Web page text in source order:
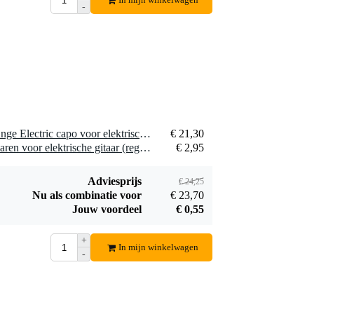
D'Addario
-
1 x Kyser Quick-Change Electric capo voor elektrische gitaar zwart
€ 21,30
1 x Fazley EGS03 snaren voor elektrische gitaar (regular)
€ 2,95
Adviesprijs € 24,25
Nu als combinatie voor
€ 23,70
Jouw voordeel
€ 0,55
+
-
In mijn winkelwagen